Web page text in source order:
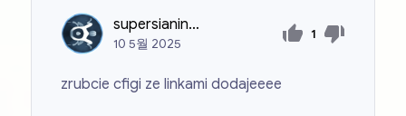
supersianinmik80
105월 2025
1
zrubcie cfigi ze linkami dodajeeee